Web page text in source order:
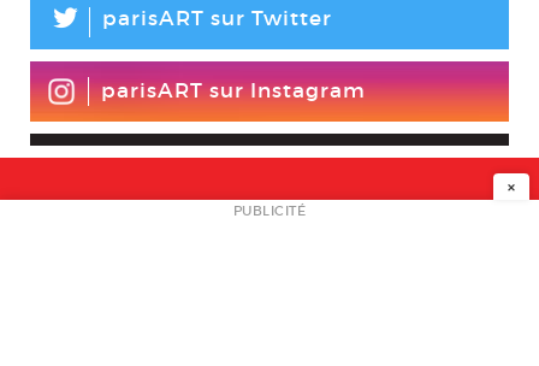
L parisART sur Twitter
parisART sur Instagram
NEWSLETTER
×
PUBLICITÉ